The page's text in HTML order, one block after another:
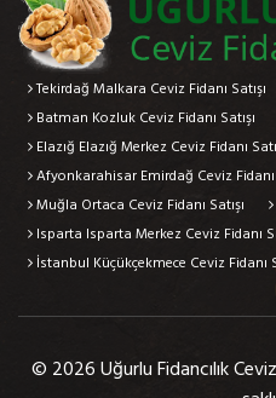
Tekirdağ Malkara Ceviz Fidanı Satışı
Batman Kozluk Ceviz Fidanı Satışı
Elazığ Elazığ Merkez Ceviz Fidanı
Afyonkarahisar Emirdağ Ceviz Fidanı
Muğla Ortaca Ceviz Fidanı Satışı
Isparta Isparta Merkez Ceviz Fidanı
İstanbul Küçükçekmece Ceviz Fidanı
© 2026 Uğurlu Fidancılık